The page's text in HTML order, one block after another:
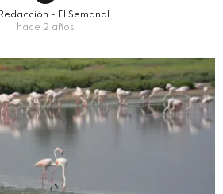
Redacción - El Semanal
hace 2 años